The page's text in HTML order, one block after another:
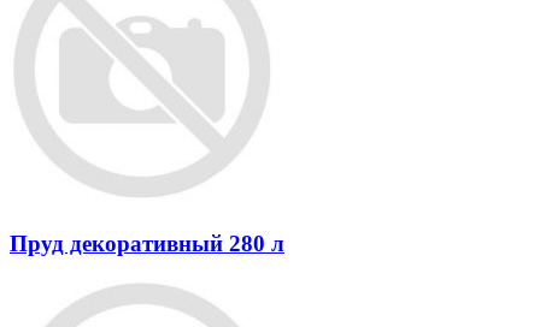
Пруд декоративный 280 л